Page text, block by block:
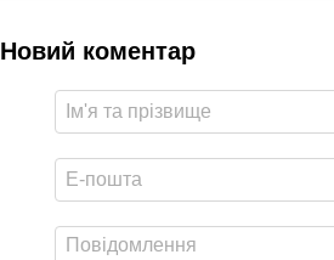
Новий коментар